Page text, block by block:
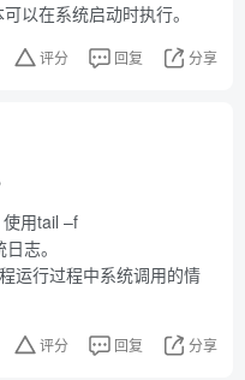
以在系统启动时执行。
评分 回复 分享
用tail –f
志。
运行过程中系统调用的情
评分 回复 分享